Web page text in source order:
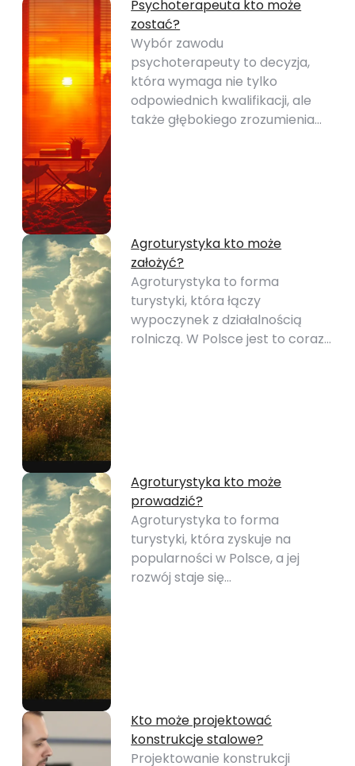
Psychoterapeuta kto może
zostać?
Wybór zawodu
psychoterapeuty to decyzja,
która wymaga nie tylko
odpowiednich kwalifikacji, ale
także głębokiego zrozumienia…
Agroturystyka kto może
założyć?
Agroturystyka to forma
turystyki, która łączy
wypoczynek z działalnością
rolniczą. W Polsce jest to coraz…
Agroturystyka kto może
prowadzić?
Agroturystyka to forma
turystyki, która zyskuje na
popularności w Polsce, a jej
rozwój staje się…
Kto może projektować
konstrukcje stalowe?
Projektowanie konstrukcji